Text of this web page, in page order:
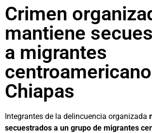
Crimen
mantiene
a migrantes
Chiapas
Integrantes de la delincuencia organizada
secuestrados a un grupo de migrantes